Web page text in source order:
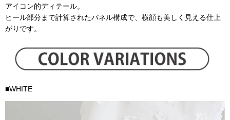
アイコン的ディテール。
ヒール部分まで計算されたパネル構成で、横顔も美しく見える仕上
がりです。
■WHITE